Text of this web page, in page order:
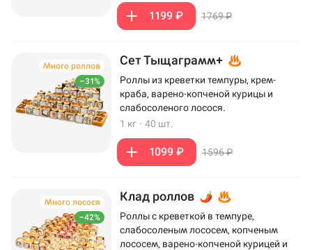
1199 ₽ 1769 ₽
–31%
Много роллов Сет Тыщаграмм+
Роллы из креветки темпуры, крем-
краба, варено-копченой курицы и
слабосоленого лосося.
1 кг · 40 шт.
1099 ₽ 1596 ₽
–42%
Много лосося Клад роллов
Роллы с креветкой в темпуре,
слабосоленым лососем, копченым
лососем, варено-копченой курицей и